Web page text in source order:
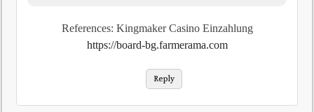
References: Kingmaker Casino Einzahlung
https://board-bg.farmerama.com
Reply